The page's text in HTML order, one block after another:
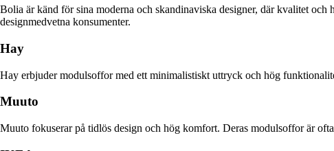
Bolia är känd för sina moderna och skandinaviska designer, där kvalitet
designmedvetna konsumenter.
Hay
Hay erbjuder modulsoffor med ett minimalistiskt uttryck och hög
Muuto
Muuto fokuserar på tidlös design och hög komfort. Deras modulsoffor är